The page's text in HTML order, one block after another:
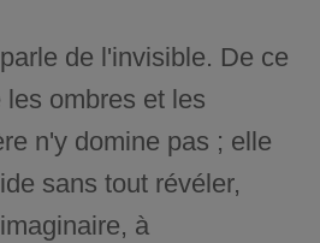
de l'invisible. De ce
ombres et les
n'y domine pas ; elle
sans tout révéler,
à